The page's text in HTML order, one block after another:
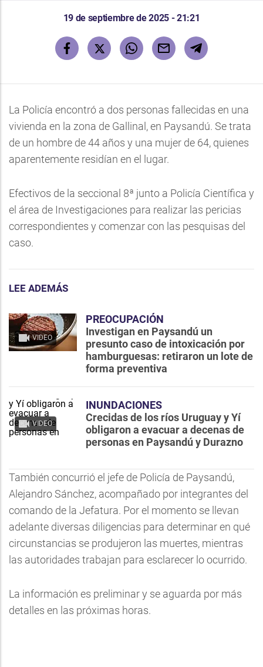
19 de septiembre de 2025 - 21:21
La Policía encontró a dos personas fallecidas en una
vivienda en la zona de Gallinal, en Paysandú. Se trata
de un hombre de 44 años y una mujer de 64, quienes
aparentemente residían en el lugar.
Efectivos de la seccional 8ª junto a Policía Científica y
el área de Investigaciones para realizar las pericias
correspondientes y comenzar con las pesquisas del
caso.
LEE ADEMÁS
VIDEO
PREOCUPACIÓN
Investigan en Paysandú un
presunto caso de intoxicación por
hamburguesas: retiraron un lote de
forma preventiva
VIDEO
INUNDACIONES
Crecidas de los ríos Uruguay y Yí
obligaron a evacuar a decenas de
personas en Paysandú y Durazno
También concurrió el jefe de Policía de Paysandú,
Alejandro Sánchez, acompañado por integrantes del
comando de la Jefatura. Por el momento se llevan
adelante diversas diligencias para determinar en qué
circunstancias se produjeron las muertes, mientras
las autoridades trabajan para esclarecer lo ocurrido.
La información es preliminar y se aguarda por más
detalles en las próximas horas.